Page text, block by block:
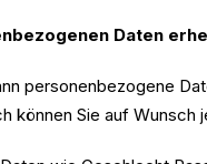
Daten
personenbezogene
können Sie auf